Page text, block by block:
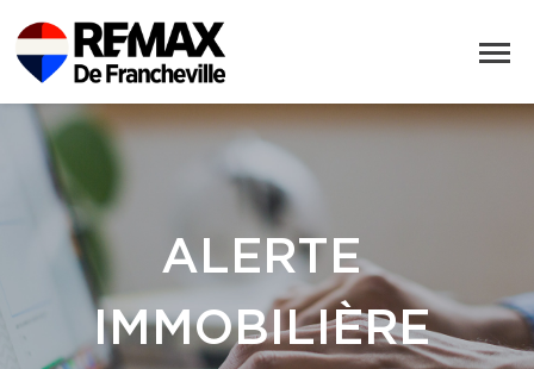
ALERTE
IMMOBILIÈRE